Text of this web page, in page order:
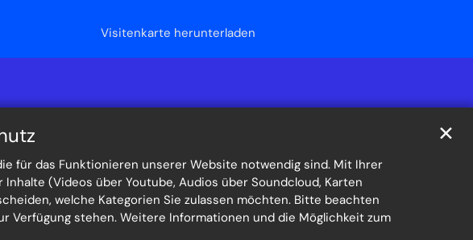
für das Funktionieren unserer Website notwendig sind. Mit Ihrer
(Videos über Youtube, Audios über Soundcloud, Karten
welche Kategorien Sie zulassen möchten. Bitte beachten
Verfügung stehen. Weitere Informationen und die Möglichkeit zum
✕
Visitenkarte herunterladen